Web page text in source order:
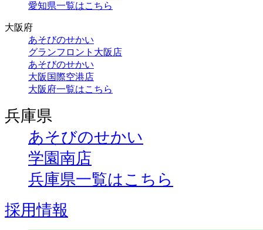
愛知県一覧はこちら
大阪府
あそびのせかい
グランフロント大阪店
あそびのせかい
大阪国際空港店
大阪府一覧はこちら
兵庫県
あそびのせかい
学園南店
兵庫県一覧はこちら
採用情報